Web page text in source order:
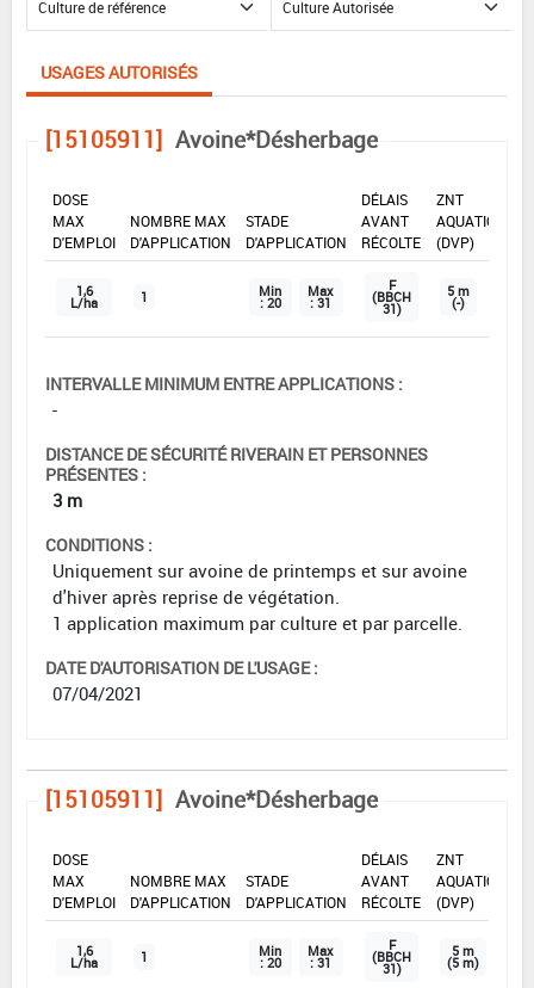
USAGES AUTORISÉS
[15105911] Avoine*Désherbage
DOSE
MAX
D'EMPLOI
NOMBRE MAX
D'APPLICATION
STADE
D'APPLICATION
DÉLAIS
AVANT
RÉCOLTE
ZNT
AQUATIQUE
(DVP)
1,6
L/ha 1 Min
: 20
Max
: 31
F
(BBCH
31)
5 m
(-)
INTERVALLE MINIMUM ENTRE APPLICATIONS :
-
DISTANCE DE SÉCURITÉ RIVERAIN ET PERSONNES
PRÉSENTES :
3 m
CONDITIONS :
Uniquement sur avoine de printemps et sur avoine
d'hiver après reprise de végétation.
1 application maximum par culture et par parcelle.
DATE D'AUTORISATION DE L'USAGE :
07/04/2021
[15105911] Avoine*Désherbage
DOSE
MAX
D'EMPLOI
NOMBRE MAX
D'APPLICATION
STADE
D'APPLICATION
DÉLAIS
AVANT
RÉCOLTE
ZNT
AQUATIQUE
(DVP)
1,6
L/ha 1 Min
: 20
Max
: 31
F
(BBCH
31)
5 m
(5 m)